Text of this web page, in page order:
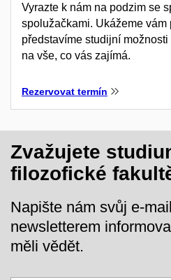
Vyrazte k nám na podzim se
spolužačkami. Ukážeme vám
představíme studijní
na vše, co vás zajímá.
Rezervovat termín
Zvažujete
filozofické
Napište nám svůj e-
newsletterem
měli vědět.